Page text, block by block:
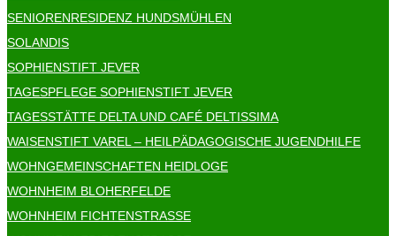
SENIORENRESIDENZ HUNDSMÜHLEN
SOLANDIS
SOPHIENSTIFT JEVER
TAGESPFLEGE SOPHIENSTIFT JEVER
TAGESSTÄTTE DELTA UND CAFÉ DELTISSIMA
WAISENSTIFT VAREL – HEILPÄDAGOGISCHE JUGENDHILFE
WOHNGEMEINSCHAFTEN HEIDLOGE
WOHNHEIM BLOHERFELDE
WOHNHEIM FICHTENSTRASSE